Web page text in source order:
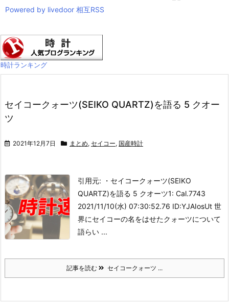
Powered by livedoor 相互RSS
時計ランキング
セイコークォーツ(SEIKO QUARTZ)を語る 5 クオー
ツ
2021年12月7日 まとめ, セイコー, 国産時計
引用元: ・セイコークォーツ(SEIKO
QUARTZ)を語る 5 クオーツ1: Cal.7743
2021/11/10(水) 07:30:52.76 ID:YJAIosUt 世
界にセイコーの名をはせたクォーツについて
語らい ...
記事を読む セイコークォーツ ...